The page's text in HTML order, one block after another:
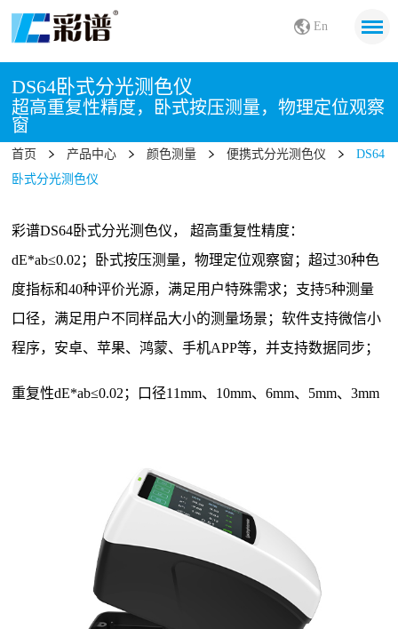
En
DS64卧式分光测色仪
超高重复性精度，卧式按压测量，物理定位观察
窗
首页 产品中心 颜色测量 便携式分光测色仪
DS64
卧式分光测色仪
彩谱DS64卧式分光测色仪， 超高重复性精度：
dE*ab≤0.02；卧式按压测量，物理定位观察窗；超过30种色
度指标和40种评价光源，满足用户特殊需求；支持5种测量
口径，满足用户不同样品大小的测量场景；软件支持微信小
程序，安卓、苹果、鸿蒙、手机APP等，并支持数据同步；
重复性dE*ab≤0.02；口径11mm、10mm、6mm、5mm、3mm